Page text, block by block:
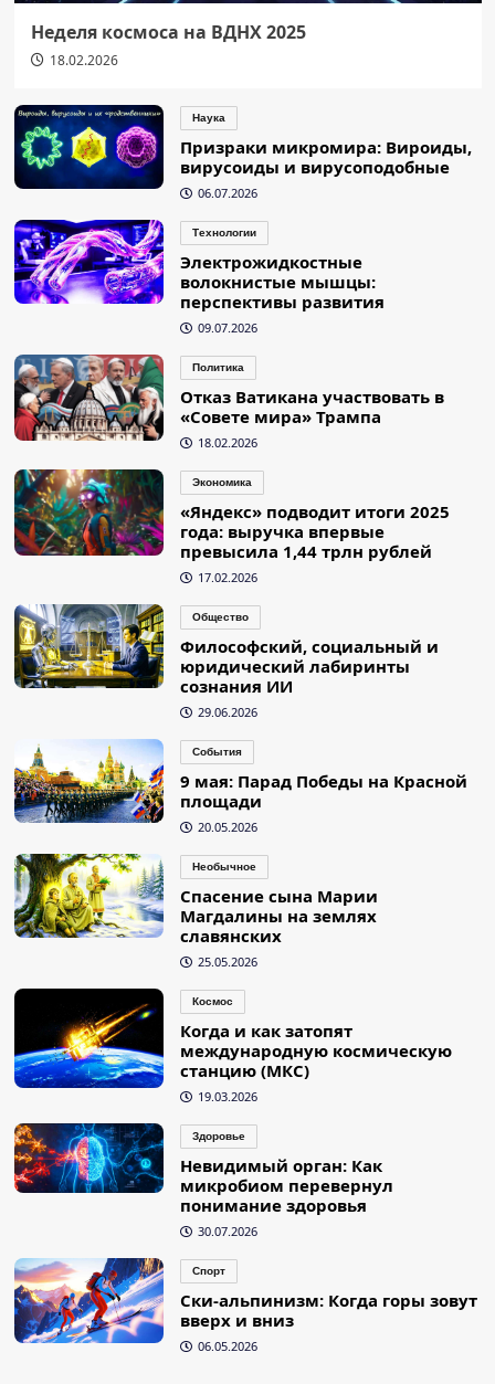
Неделя космоса на ВДНХ 2025
18.02.2026
Наука
Призраки микромира: Вироиды,
вирусоиды и вирусоподобные
06.07.2026
Технологии
Электрожидкостные
волокнистые мышцы:
перспективы развития
09.07.2026
Политика
Отказ Ватикана участвовать в
«Совете мира» Трампа
18.02.2026
Экономика
«Яндекс» подводит итоги 2025
года: выручка впервые
превысила 1,44 трлн рублей
17.02.2026
Общество
Философский, социальный и
юридический лабиринты
сознания ИИ
29.06.2026
События
9 мая: Парад Победы на Красной
площади
20.05.2026
Необычное
Спасение сына Марии
Магдалины на землях
славянских
25.05.2026
Космос
Когда и как затопят
международную космическую
станцию (МКС)
19.03.2026
Здоровье
Невидимый орган: Как
микробиом перевернул
понимание здоровья
30.07.2026
Спорт
Ски-альпинизм: Когда горы зовут
вверх и вниз
06.05.2026